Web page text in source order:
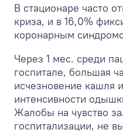
В стационаре часто
криза, и в 16,0%
коронарным
Через 1 мес. среди
госпитале, большая
исчезновение кашля
интенсивности
Жалобы на чувство
госпитализации, не